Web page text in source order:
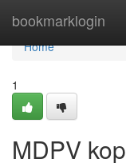
bookmarklogin
Home
Home
1
MDPV